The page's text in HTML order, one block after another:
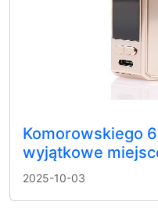
Komorowskiego
wyjątkowe
2025-10-03